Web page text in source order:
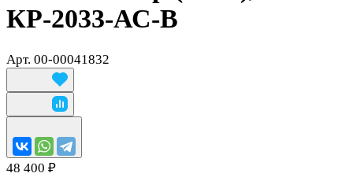
КР-2033-АС-В
Арт. 00-00041832
48 400 ₽